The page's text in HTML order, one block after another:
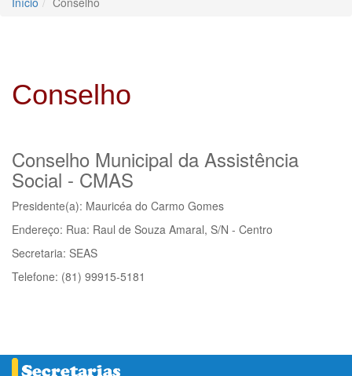
Conselho
Conselho Municipal da Assistência
Social - CMAS
Presidente(a): Mauricéa do Carmo Gomes
Endereço: Rua: Raul de Souza Amaral, S/N - Centro
Secretaria: SEAS
Telefone: (81) 99915-5181